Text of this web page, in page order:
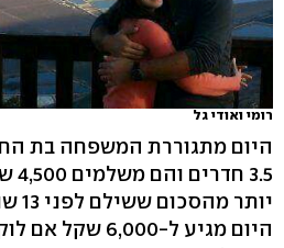
רומי ואודי גל
היום מתגוררת המשפחה בת
היום מגיע ל-